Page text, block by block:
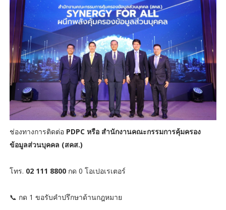
ช่องทางการติดต่อ PDPC หรือ สำนักงานคณะกรรมการคุ้มครอง
ข้อมูลส่วนบุคคล (สคส.)
โทร. 02 111 8800 กด 0 โอเปอเรเตอร์
📞 กด 1 ขอรับคำปรึกษาด้านกฎหมาย